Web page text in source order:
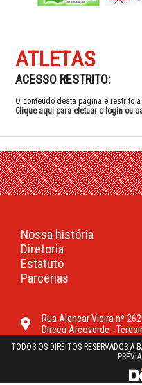
ATLETAS
ACESSO RESTRITO:
O conteúdo desta página é restrito
Clique aqui para efetuar o login ou
Nossa história
Diretoria
Estatuto
Parcerias
Rua Alencar Vieira nº
Dirceu Arcoverde -
TODOS OS DIREITOS RESERVADOS A